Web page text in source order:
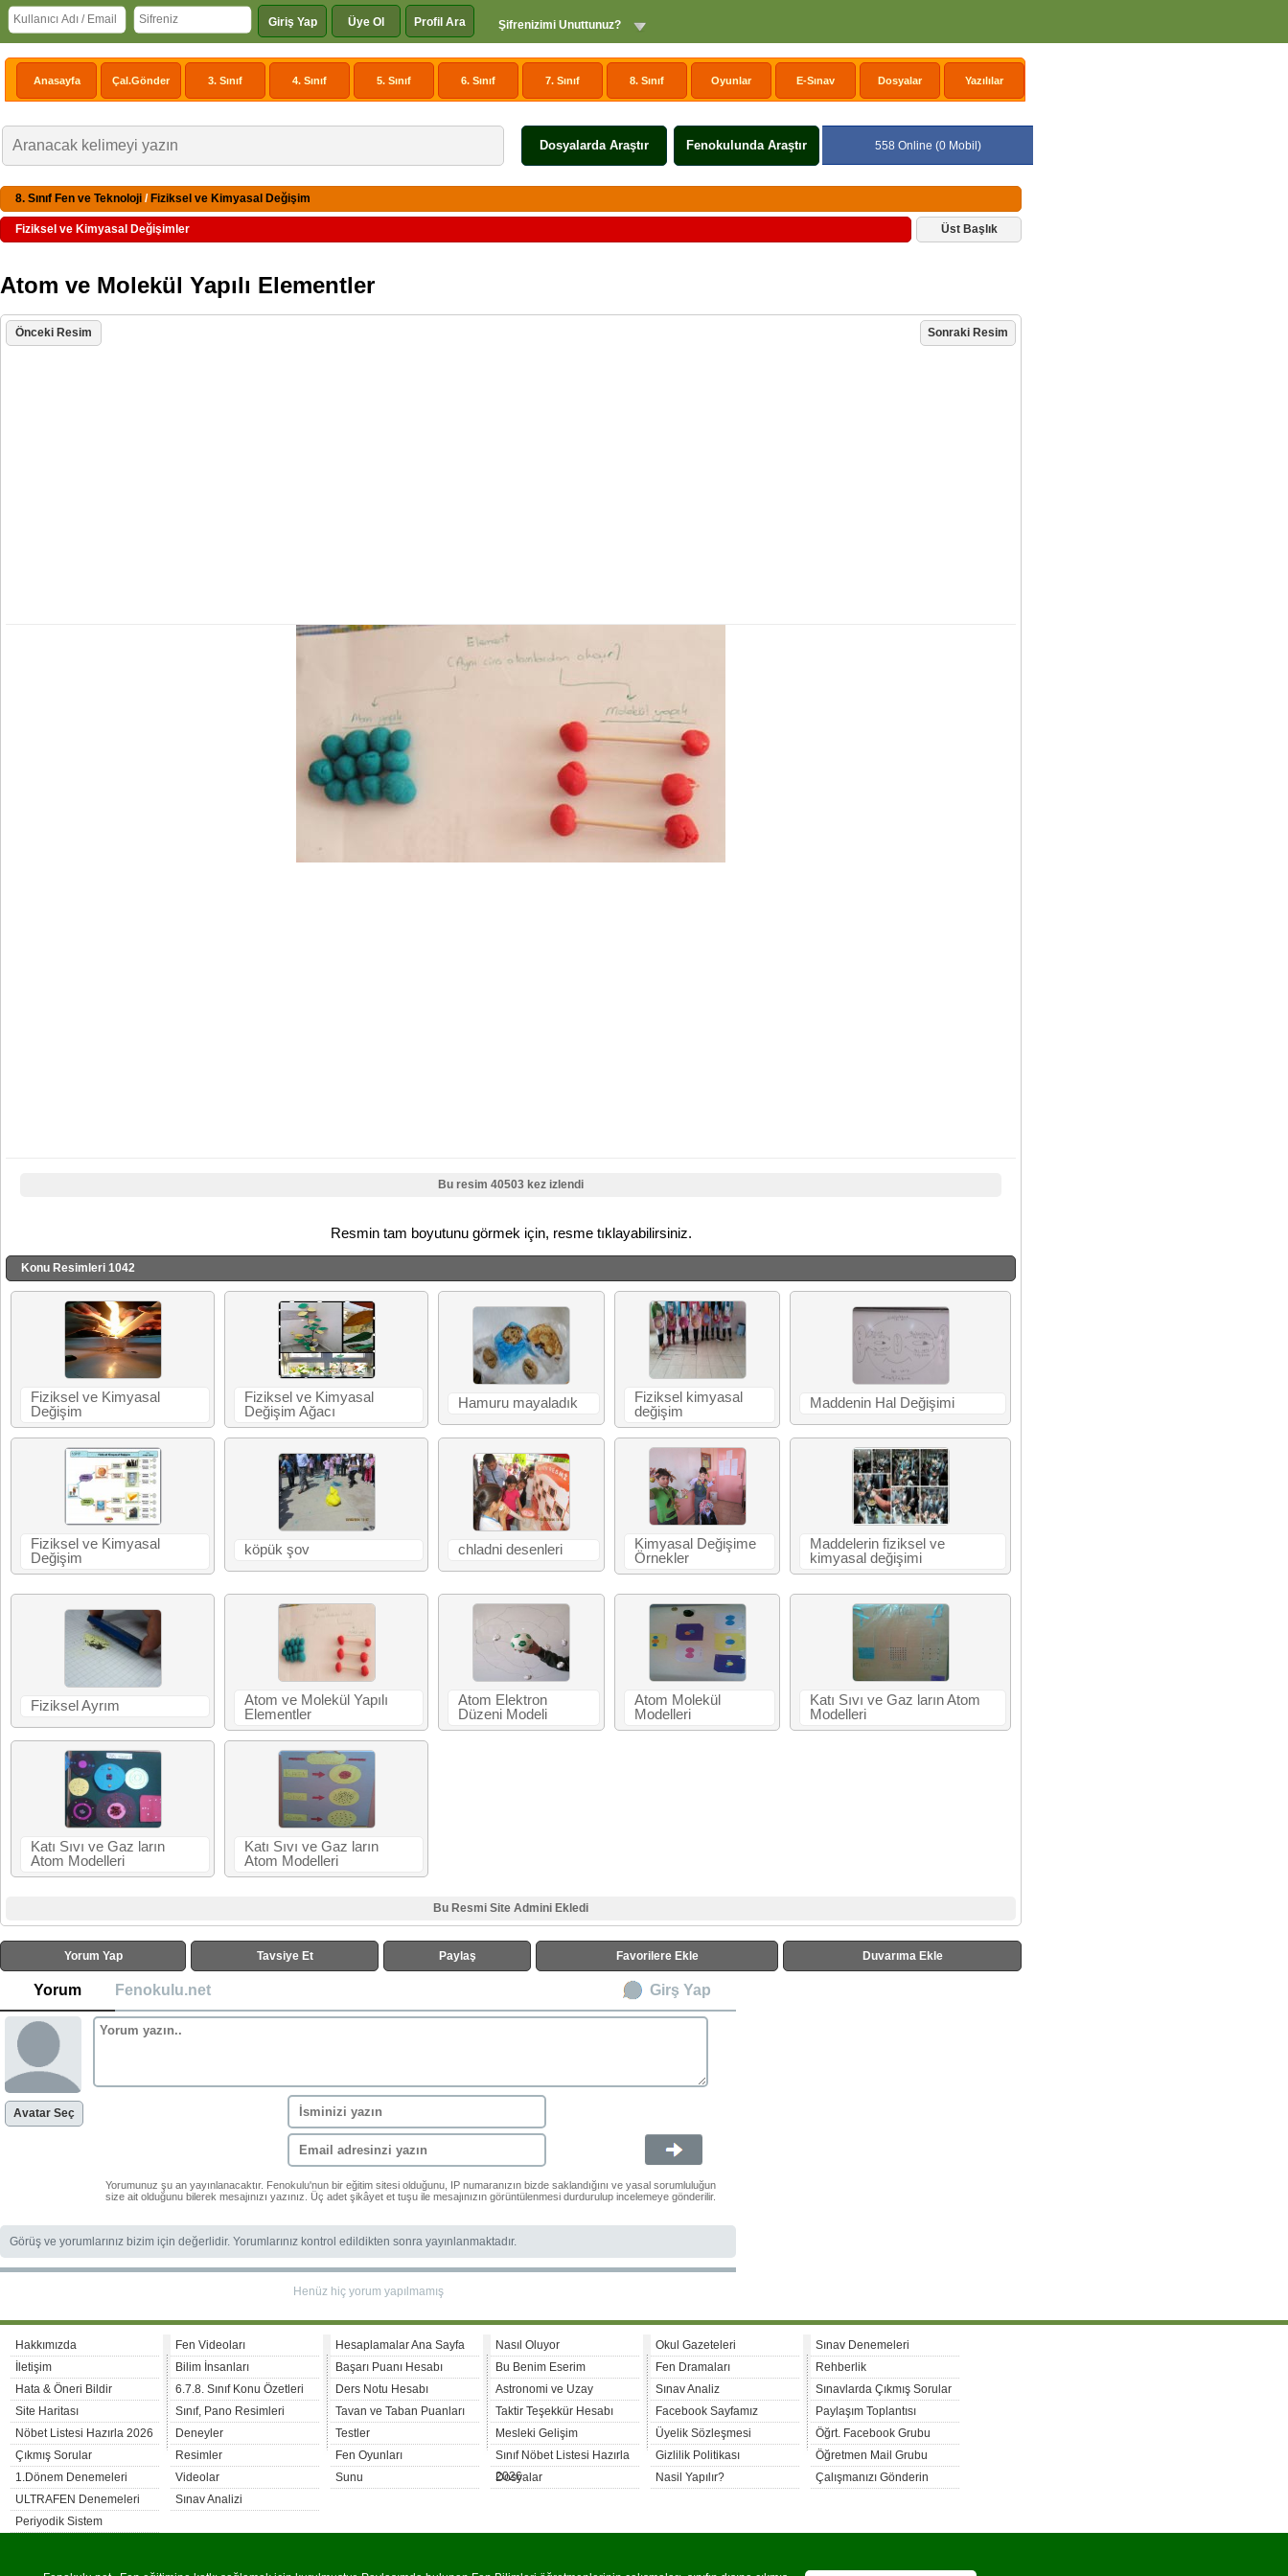
Giriş Yap Üye Ol Profil Ara Şifrenizimi Unuttunuz?
Anasayfa Çal.Gönder 3. Sınıf 4. Sınıf 5. Sınıf 6. Sınıf 7. Sınıf 8. Sınıf Oyunlar E-Sınav Dosyalar Yazılılar
Dosyalarda Araştır Fenokulunda Araştır 558 Online (0 Mobil)
8. Sınıf Fen ve Teknoloji / Fiziksel ve Kimyasal Değişim
Fiziksel ve Kimyasal Değişimler Üst Başlık
Atom ve Molekül Yapılı Elementler
Önceki Resim Sonraki Resim
Bu resim 40503 kez izlendi
Resmin tam boyutunu görmek için, resme tıklayabilirsiniz.
Konu Resimleri 1042
Fiziksel ve Kimyasal
Değişim
Fiziksel ve Kimyasal
Değişim Ağacı
Hamuru mayaladık
Fiziksel kimyasal
değişim
Maddenin Hal Değişimi
Fiziksel ve Kimyasal
Değişim
köpük şov chladni desenleri
Kimyasal Değişime
Örnekler
Maddelerin fiziksel ve
kimyasal değişimi
Fiziksel Ayrım
Atom ve Molekül Yapılı
Elementler
Atom Elektron
Düzeni Modeli
Atom Molekül
Modelleri
Katı Sıvı ve Gaz ların Atom
Modelleri
Katı Sıvı ve Gaz ların
Atom Modelleri
Katı Sıvı ve Gaz ların
Atom Modelleri
Bu Resmi Site Admini Ekledi
Yorum Yap Tavsiye Et Paylaş Favorilere Ekle Duvarıma Ekle
Yorum Fenokulu.net Girş Yap
Avatar Seç
Yorumunuz şu an yayınlanacaktır. Fenokulu'nun bir eğitim sitesi olduğunu, IP numaranızın bizde saklandığını ve yasal sorumluluğun
size ait olduğunu bilerek mesajınızı yazınız. Üç adet şikâyet et tuşu ile mesajınızın görüntülenmesi durdurulup incelemeye gönderilir.
Görüş ve yorumlarınız bizim için değerlidir. Yorumlarınız kontrol edildikten sonra yayınlanmaktadır.
Henüz hiç yorum yapılmamış
Hakkımızda
İletişim
Hata & Öneri Bildir
Site Haritası
Nöbet Listesi Hazırla 2026
Çıkmış Sorular
1.Dönem Denemeleri
ULTRAFEN Denemeleri
Periyodik Sistem
Fen Videoları
Bilim İnsanları
6.7.8. Sınıf Konu Özetleri
Sınıf, Pano Resimleri
Deneyler
Resimler
Videolar
Sınav Analizi
Hesaplamalar Ana Sayfa
Başarı Puanı Hesabı
Ders Notu Hesabı
Tavan ve Taban Puanları
Testler
Fen Oyunları
Sunu
Nasıl Oluyor
Bu Benim Eserim
Astronomi ve Uzay
Taktir Teşekkür Hesabı
Mesleki Gelişim
Sınıf Nöbet Listesi Hazırla
2026
Dosyalar
Okul Gazeteleri
Fen Dramaları
Sınav Analiz
Facebook Sayfamız
Üyelik Sözleşmesi
Gizlilik Politikası
Nasil Yapılır?
Sınav Denemeleri
Rehberlik
Sınavlarda Çıkmış Sorular
Paylaşım Toplantısı
Öğrt. Facebook Grubu
Öğretmen Mail Grubu
Çalışmanızı Gönderin